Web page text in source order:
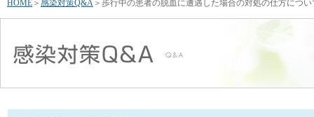
HOME ＞ 感染対策Q&A ＞ 歩行中の患者の脱血に遭遇した場合の対処の仕方につい